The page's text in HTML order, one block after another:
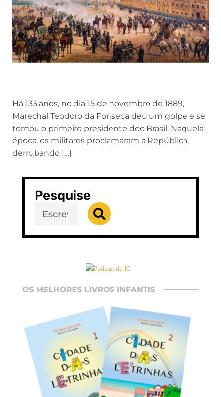
Há 133 anos, no dia 15 de novembro de 1889,
Marechal Teodoro da Fonseca deu um golpe e se
tornou o primeiro presidente doo Brasil. Naquela
época, os militares proclamaram a República,
derrubando […]
Pesquise